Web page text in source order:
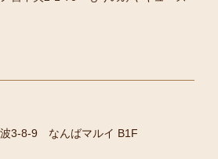
3-8-9 なんばマルイ B1F